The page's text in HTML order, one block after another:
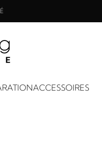
ACCESSOIRES